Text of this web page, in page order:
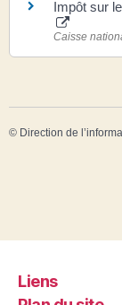
Impôt sur
Caisse
© Direction de
Liens